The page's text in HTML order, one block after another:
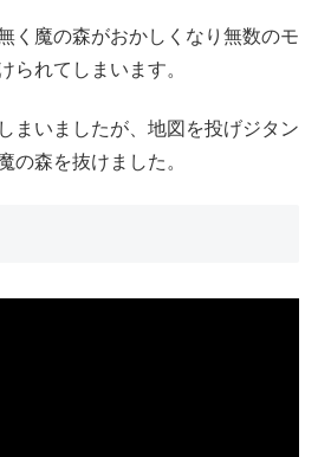
く魔の森がおかしくなり無数のモ
られてしまいます。
まいましたが、地図を投げジタン
の森を抜けました。